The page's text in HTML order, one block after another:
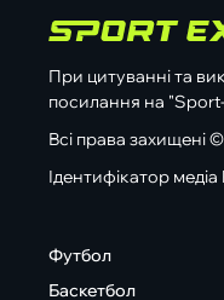
При цитуванні та
посилання на
Всі права
Ідентифікатор
Футбол
Баскетбол